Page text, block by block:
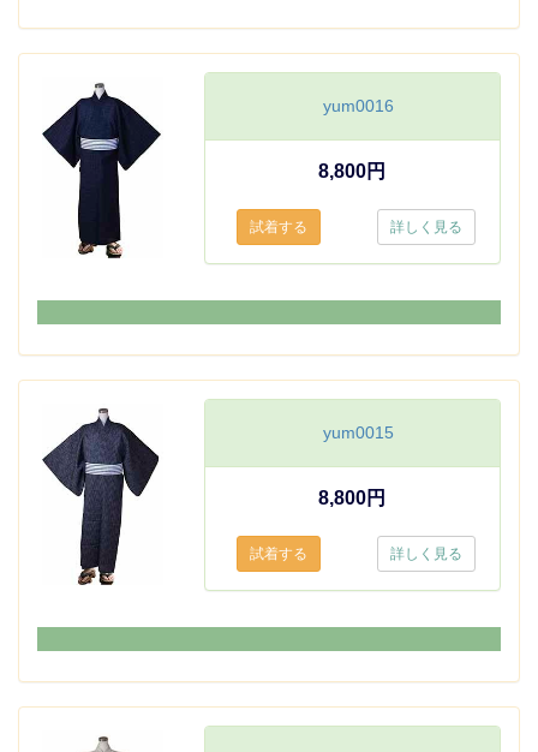
yum0016
8,800円
詳しく見る
yum0015
8,800円
詳しく見る